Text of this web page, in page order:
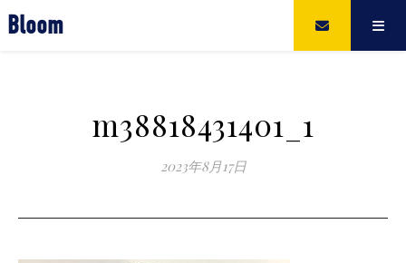
Bloom
m38818431401_1
2023年8月17日